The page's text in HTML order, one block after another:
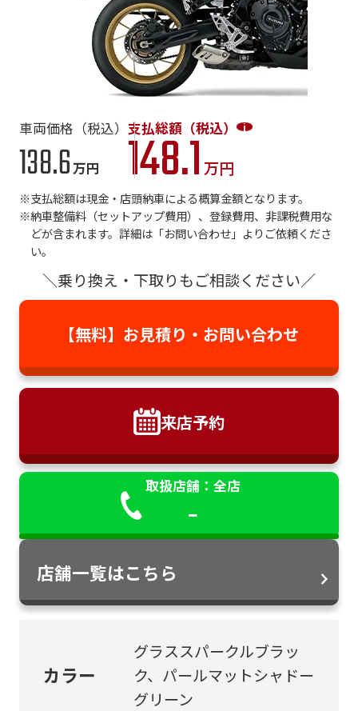
車両価格（税込）
138.6万円
支払総額（税込）
148.1万円
支払総額は現金・店頭納車による概算金額となります。
納車整備料（セットアップ費用）、登録費用、非課税費用な
どが含まれます。詳細は「お問い合わせ」よりご依頼くださ
い。
＼乗り換え・下取りもご相談ください／
【無料】お見積り・ お問い合わせ
来店予約
取扱店舗：全店
-
店舗一覧はこちら
カラー
グラススパークルブラッ
ク、パールマットシャドー
グリーン